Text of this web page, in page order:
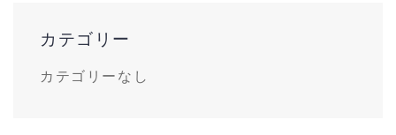
カテゴリー
カテゴリーなし